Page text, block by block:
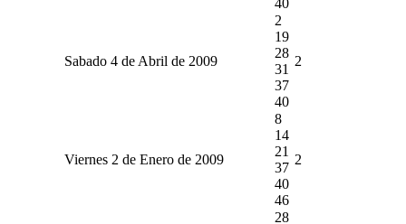
Sabado 4 de Abril de 2009
2
19
28
31
37
40
2
Viernes 2 de Enero de 2009
8
14
21
37
40
46
2
28